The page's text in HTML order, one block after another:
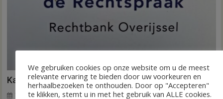
Kantonrechter: 75.000 euro voor ex-werknemers
7 augustus 2026 Wim de Jonge Reacties uitgeschakeldvoor
We gebruiken cookies op onze website om u de meest
relevante ervaring te bieden door uw voorkeuren en
herhaalbezoeken te onthouden. Door op "Accepteren"
te klikken, stemt u in met het gebruik van ALLE cookies.